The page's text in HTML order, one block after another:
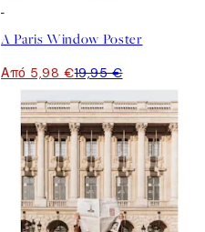
A Paris Window Poster
Από 5,98 €19,95 €